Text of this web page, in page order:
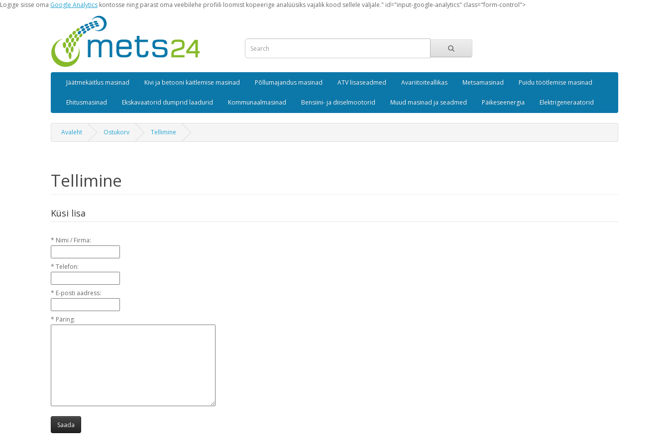
Logige sisse oma Google Analytics kontosse ning pärast oma veebilehe profiili loomist kopeerige analüüsiks vajalik kood sellele väljale." id="input-google-analytics" class="form-control">
Jäätmekäitlus masinad Kivi ja betooni käitlemise masinad Põllumajandus masinad ATV lisaseadmed Avariitoiteallikas Metsamasinad Puidu töötlemise masinad
Ehitusmasinad Ekskavaatorid dumprid laadurid Kommunaalmasinad Bensiini- ja diiselmootorid Muud masinad ja seadmed Päikeseenergia Elektrigeneraatorid
Avaleht Ostukorv Tellimine
Tellimine
Küsi lisa
* Nimi / Firma:
* Telefon:
* E-posti aadress:
* Päring: